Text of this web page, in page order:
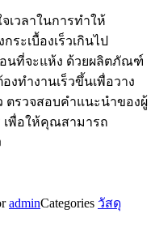
เวลาในการทำให้
ะเบื้องเร็วเกินไป
นที่จะแห้ง ด้วยผลิตภัณฑ์
งทำงานเร็วขึ้นเพื่อวาง
ตรวจสอบคำแนะนำของผู้
เพื่อให้คุณสามารถ
adminCategories วัสดุ